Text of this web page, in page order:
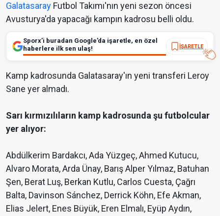
Galatasaray Futbol Takımı'nın yeni sezon öncesi
Avusturya'da yapacağı kampın kadrosu belli oldu.
Sporx’i buradan Google’da işaretle, en özel
haberlere ilk sen ulaş!
İŞARETLE
Kamp kadrosunda Galatasaray'ın yeni transferi Leroy
Sane yer almadı.
Sarı kırmızılıların kamp kadrosunda şu futbolcular
yer alıyor:
Abdülkerim Bardakcı, Ada Yüzgeç, Ahmed Kutucu,
Alvaro Morata, Arda Ünay, Barış Alper Yılmaz, Batuhan
Şen, Berat Luş, Berkan Kutlu, Carlos Cuesta, Çağrı
Balta, Davinson Sánchez, Derrick Köhn, Efe Akman,
Elias Jelert, Enes Büyük, Eren Elmalı, Eyüp Aydın,